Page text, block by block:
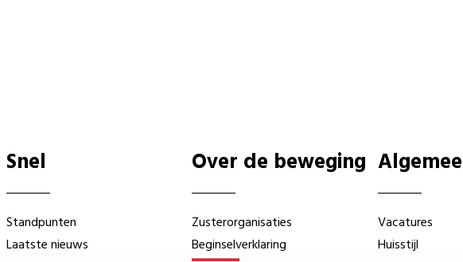
Snel
Standpunten
Laatste nieuws
Over de beweging
Zusterorganisaties
Beginselverklaring
Vacatures
Huisstijl